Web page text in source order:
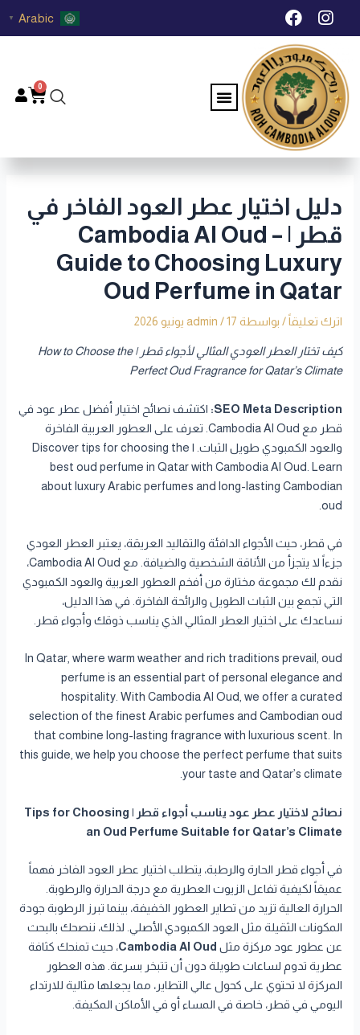
تخطي I
n
s
t
a
g
r
a
m
F
a
c
e
b
o
o
k
Arabic
▼
Menu
0
دليل اختيار عطر العود الفاخر في
قطر | Cambodia Al Oud –
Guide to Choosing Luxury
Oud Perfume in Qatar
اترك تعليقاً / بواسطة admin /17 يونيو 2026
كيف تختار العطر العودي المثالي لأجواء قطر | How to Choose the
Perfect Oud Fragrance for Qatar’s Climate
SEO Meta Description: اكتشف نصائح اختيار أفضل عطر عود في
قطر مع Cambodia Al Oud. تعرف على العطور العربية الفاخرة
والعود الكمبودي طويل الثبات. | Discover tips for choosing the
best oud perfume in Qatar with Cambodia Al Oud. Learn
about luxury Arabic perfumes and long-lasting Cambodian
oud.
في قطر، حيث الأجواء الدافئة والتقاليد العريقة، يعتبر العطر العودي
جزءاً لا يتجزأ من الأناقة الشخصية والضيافة. مع Cambodia Al Oud،
نقدم لك مجموعة مختارة من أفخم العطور العربية والعود الكمبودي
التي تجمع بين الثبات الطويل والرائحة الفاخرة. في هذا الدليل،
نساعدك على اختيار العطر المثالي الذي يناسب ذوقك وأجواء قطر.
In Qatar, where warm weather and rich traditions prevail, oud
perfume is an essential part of personal elegance and
hospitality. With Cambodia Al Oud, we offer a curated
selection of the finest Arabic perfumes and Cambodian oud
that combine long-lasting fragrance with luxurious scent. In
this guide, we help you choose the perfect perfume that suits
your taste and Qatar’s climate.
نصائح لاختيار عطر عود يناسب أجواء قطر | Tips for Choosing
an Oud Perfume Suitable for Qatar’s Climate
في أجواء قطر الحارة والرطبة، يتطلب اختيار عطر العود الفاخر فهماً
عميقاً لكيفية تفاعل الزيوت العطرية مع درجة الحرارة والرطوبة.
الحرارة العالية تزيد من تطاير العطور الخفيفة، بينما تبرز الرطوبة جودة
المكونات الثقيلة مثل العود الكمبودي الأصلي. لذلك، ننصحك بالبحث
عن عطور عود مركزة مثل Cambodia Al Oud، حيث تمنحك كثافة
عطرية تدوم لساعات طويلة دون أن تتبخر بسرعة. هذه العطور
المركزة لا تحتوي على كحول عالي التطاير، مما يجعلها مثالية للارتداء
اليومي في قطر، خاصة في المساء أو في الأماكن المكيفة.
Post
navigation